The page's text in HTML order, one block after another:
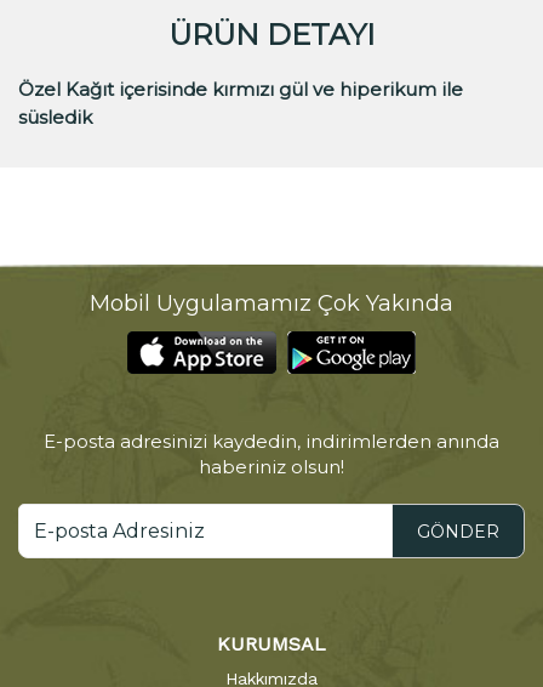
ÜRÜN DETAYI
Özel Kağıt içerisinde kırmızı gül ve hiperikum ile
süsledik
Mobil Uygulamamız Çok Yakında
E-posta adresinizi kaydedin, indirimlerden anında
haberiniz olsun!
GÖNDER
KURUMSAL
Hakkımızda